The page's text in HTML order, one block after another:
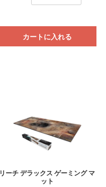
カートに入れる
リーチ デラックス ゲーミング マ
ット